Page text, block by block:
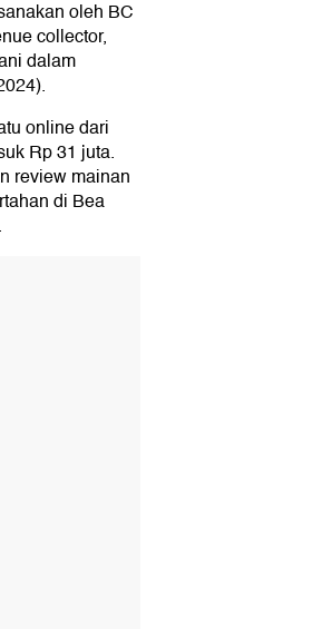
oleh BC
collector,
dalam
online dari
Rp 31 juta.
review mainan
di Bea